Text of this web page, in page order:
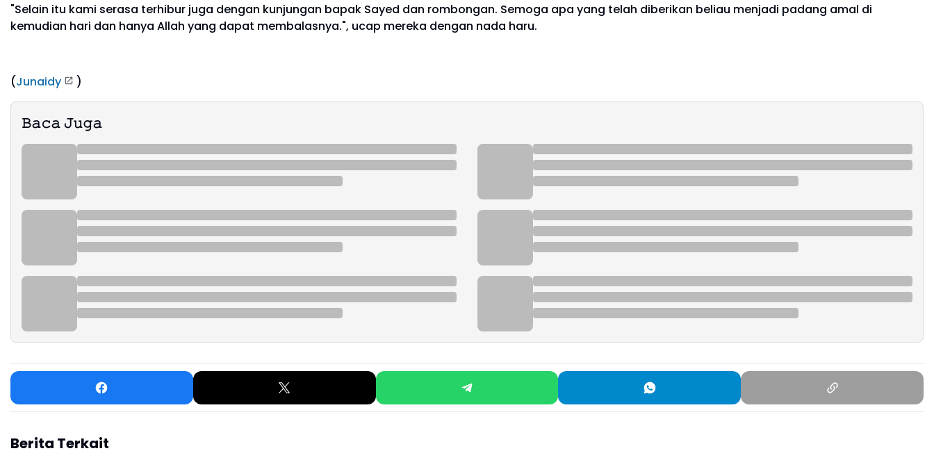
"Selain itu kami serasa terhibur juga dengan kunjungan bapak Sayed dan rombongan. Semoga apa yang telah diberikan beliau menjadi padang amal di
kemudian hari dan hanya Allah yang dapat membalasnya.", ucap mereka dengan nada haru.
(Junaidy )
𝙱𝚊𝚌𝚊 𝙹𝚞𝚐𝚊
Berita Terkait